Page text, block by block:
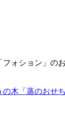
ォション」
木「蒸のおせち